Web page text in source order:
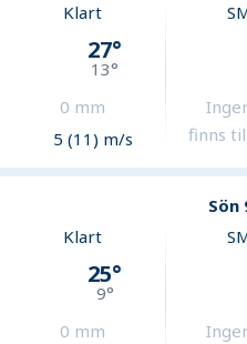
Klart
27°
13°
0 mm
5 (11) m/s
finns
Sön
Klart
25°
9°
0 mm